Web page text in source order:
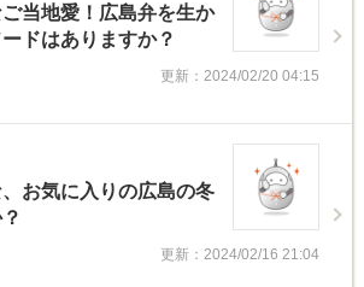
ご当地愛！広島弁を生か
ドはありますか？
更新：2024/02/20 04:15
、お気に入りの広島の冬
更新：2024/02/16 21:04